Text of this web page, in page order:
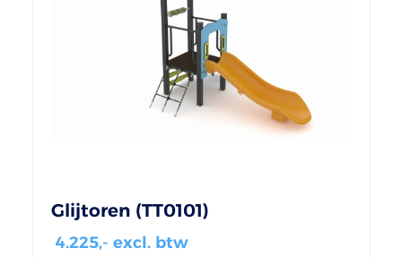
Glijtoren (TT0101)
4.225,- excl. btw